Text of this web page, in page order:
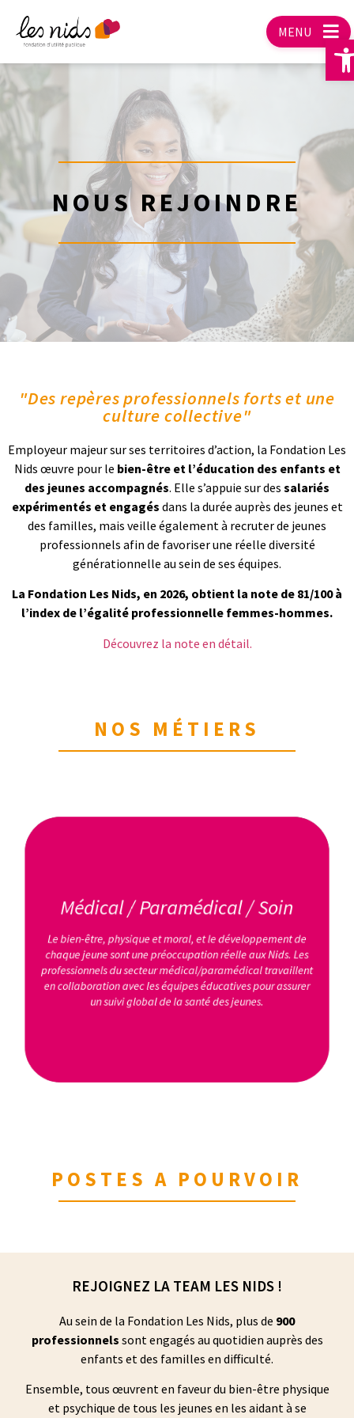
MENU
NOUS REJOINDRE
"Des repères professionnels forts et une
culture collective"
Employeur majeur sur ses territoires d’action, la Fondation Les
Nids œuvre pour le bien-être et l’éducation des enfants et
des jeunes accompagnés. Elle s’appuie sur des salariés
expérimentés et engagés dans la durée auprès des jeunes et
des familles, mais veille également à recruter de jeunes
professionnels afin de favoriser une réelle diversité
générationnelle au sein de ses équipes.
La Fondation Les Nids, en 2026, obtient la note de 81/100 à
l’index de l’égalité professionnelle femmes-hommes.
Découvrez la note en détail.
NOS MÉTIERS
Médical / Paramédical / Soin
Le bien-être, physique et moral, et le développement de
chaque jeune sont une préoccupation réelle aux Nids. Les
professionnels du secteur médical/paramédical travaillent
en collaboration avec les équipes éducatives pour assurer
un suivi global de la santé des jeunes.
POSTES A POURVOIR
REJOIGNEZ LA TEAM LES NIDS !
Au sein de la Fondation Les Nids, plus de 900
professionnels sont engagés au quotidien auprès des
enfants et des familles en difficulté.
Ensemble, tous œuvrent en faveur du bien-être physique
et psychique de tous les jeunes en les aidant à se